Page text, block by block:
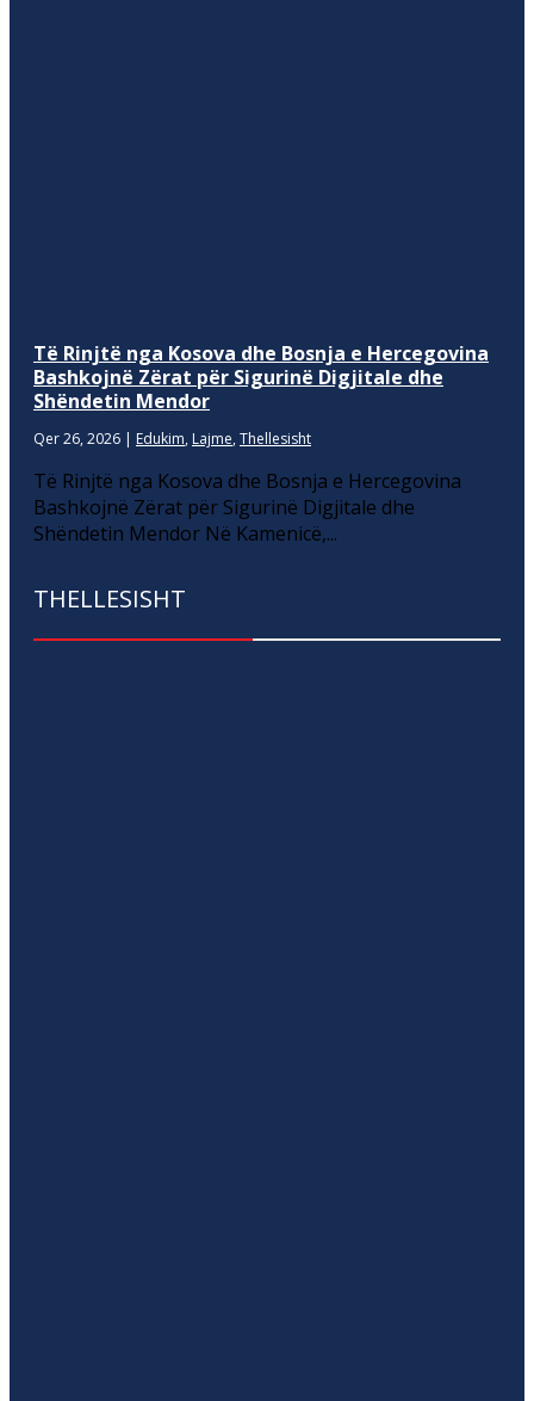
Të Rinjtë nga Kosova dhe Bosnja e Hercegovina
Bashkojnë Zërat për Sigurinë Digjitale dhe
Shëndetin Mendor
Qer 26, 2026 | Edukim, Lajme, Thellesisht
Të Rinjtë nga Kosova dhe Bosnja e Hercegovina
Bashkojnë Zërat për Sigurinë Digjitale dhe
Shëndetin Mendor Në Kamenicë,...
THELLESISHT